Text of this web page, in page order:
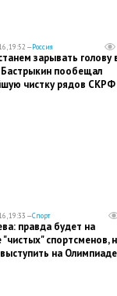
19:52 —Россия
зарывать голову
Бастрыкин пообещал
чистку рядов СКРФ
19:33 —Спорт
правда будет на
"чистых" спортсменов,
на